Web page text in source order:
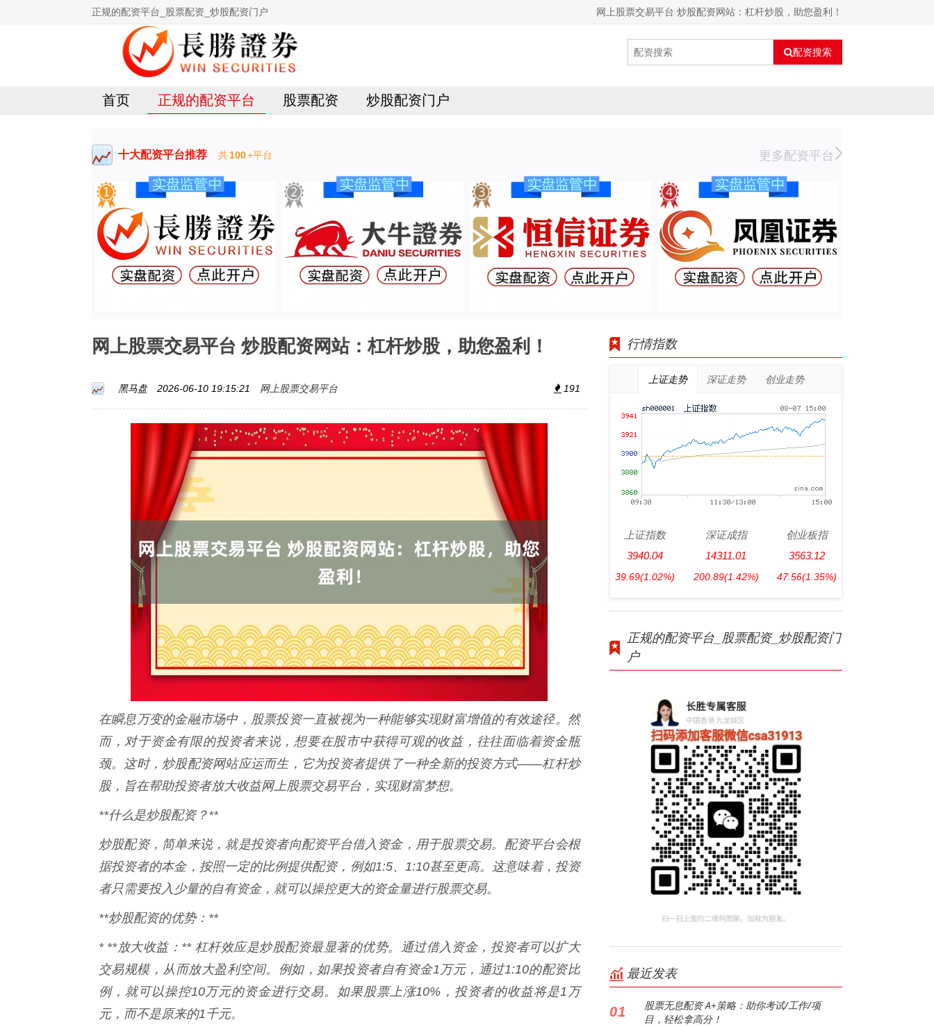
正规的配资平台_股票配资_炒股配资门户 网上股票交易平台 炒股配资网站：杠杆炒股，助您盈利！
配资搜索
首页 正规的配资平台 股票配资 炒股配资门户
十大配资平台推荐 共100+平台 更多配资平台
网上股票交易平台 炒股配资网站：杠杆炒股，助您盈利！
黑马盘 2026-06-10 19:15:21 网上股票交易平台 191
在瞬息万变的金融市场中，股票投资一直被视为一种能够实现财富增值的有效途径。然
而，对于资金有限的投资者来说，想要在股市中获得可观的收益，往往面临着资金瓶
颈。这时，炒股配资网站应运而生，它为投资者提供了一种全新的投资方式——杠杆炒
股，旨在帮助投资者放大收益网上股票交易平台，实现财富梦想。
**什么是炒股配资？**
炒股配资，简单来说，就是投资者向配资平台借入资金，用于股票交易。配资平台会根
据投资者的本金，按照一定的比例提供配资，例如1:5、1:10甚至更高。这意味着，投资
者只需要投入少量的自有资金，就可以操控更大的资金量进行股票交易。
**炒股配资的优势：**
* **放大收益：** 杠杆效应是炒股配资最显著的优势。通过借入资金，投资者可以扩大
交易规模，从而放大盈利空间。例如，如果投资者自有资金1万元，通过1:10的配资比
例，就可以操控10万元的资金进行交易。如果股票上涨10%，投资者的收益将是1万
元，而不是原来的1千元。
行情指数
上证走势 深证走势 创业走势
上证指数
3940.04
39.69(1.02%)
深证成指
14311.01
200.89(1.42%)
创业板指
3563.12
47.56(1.35%)
正规的配资平台_股票配资_炒股配资门
户
最近发表
01
股票无息配资 A+策略：助你考试/工作/项
目，轻松拿高分！